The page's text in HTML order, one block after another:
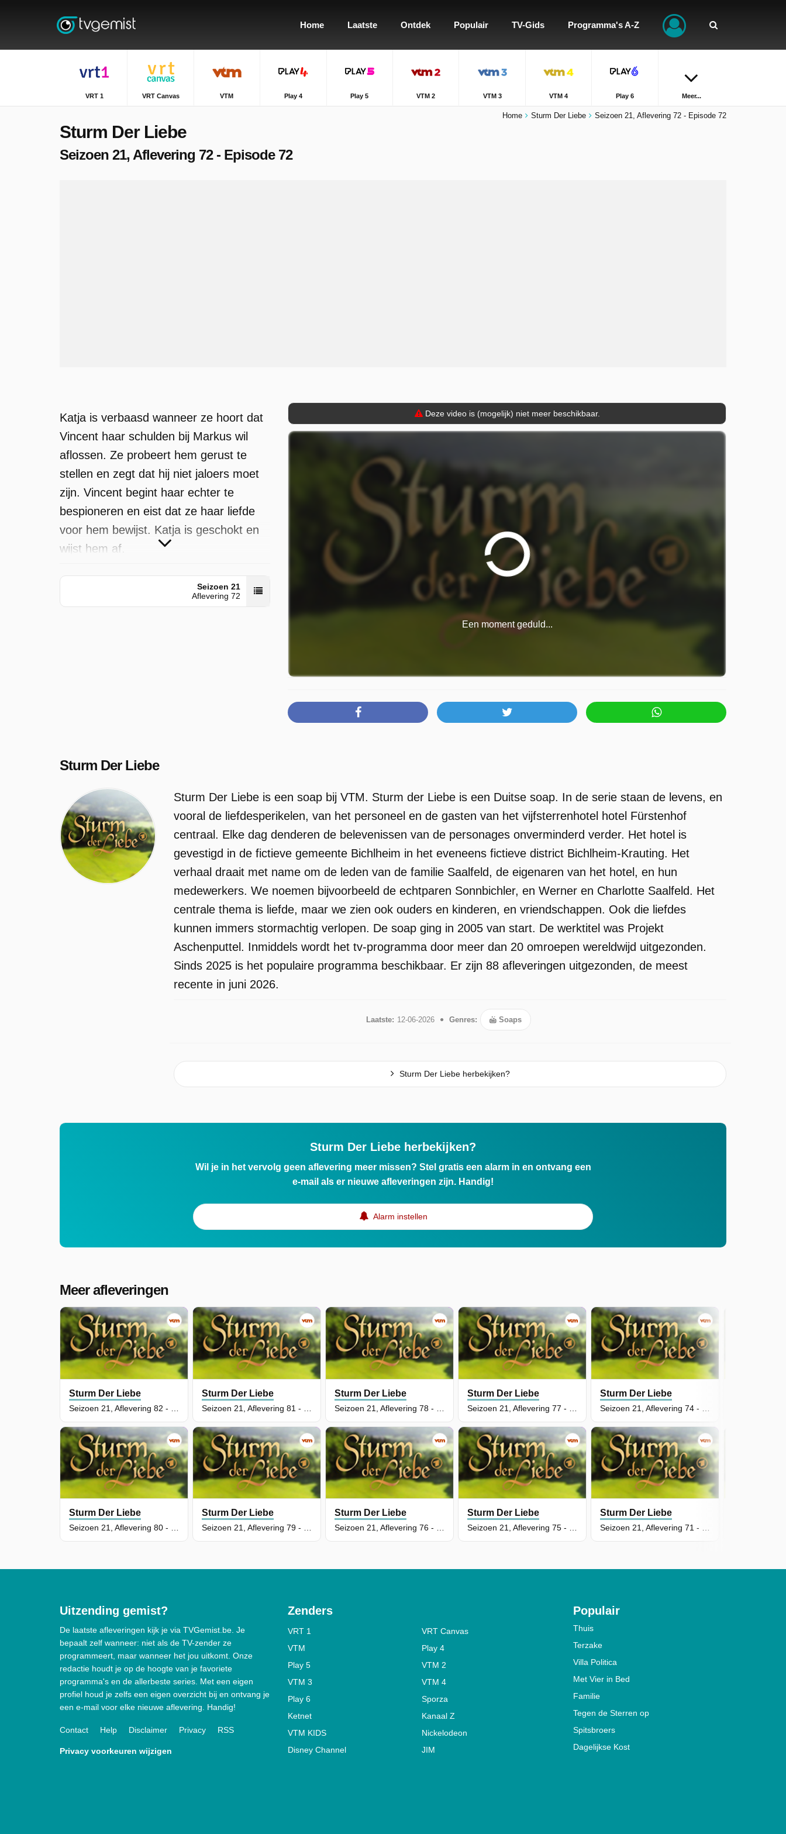
Home Laatste Ontdek Populair TV-Gids Programma's A-Z
VRT 1 VRT Canvas VTM Play 4 Play 5 VTM 2 VTM 3 VTM 4 Play 6 Meer...
Home Sturm Der Liebe Seizoen 21, Aflevering 72 - Episode 72
Sturm Der Liebe
Seizoen 21, Aflevering 72 - Episode 72
Katja is verbaasd wanneer ze hoort dat
Vincent haar schulden bij Markus wil
aflossen. Ze probeert hem gerust te
stellen en zegt dat hij niet jaloers moet
zijn. Vincent begint haar echter te
bespioneren en eist dat ze haar liefde
voor hem bewijst. Katja is geschokt en
wijst hem af.
Sturm Der Liebe is uitgezonden door
VTM op dinsdag 2 september 2025 om
Seizoen 21
Aflevering 72
Deze video is (mogelijk) niet meer beschikbaar.
Een moment geduld...
Sturm Der Liebe
Sturm Der Liebe is een soap bij VTM. Sturm der Liebe is een Duitse soap. In de serie staan de levens, en
vooral de liefdesperikelen, van het personeel en de gasten van het vijfsterrenhotel hotel Fürstenhof
centraal. Elke dag denderen de belevenissen van de personages onverminderd verder. Het hotel is
gevestigd in de fictieve gemeente Bichlheim in het eveneens fictieve district Bichlheim-Krauting. Het
verhaal draait met name om de leden van de familie Saalfeld, de eigenaren van het hotel, en hun
medewerkers. We noemen bijvoorbeeld de echtparen Sonnbichler, en Werner en Charlotte Saalfeld. Het
centrale thema is liefde, maar we zien ook ouders en kinderen, en vriendschappen. Ook die liefdes
kunnen immers stormachtig verlopen. De soap ging in 2005 van start. De werktitel was Projekt
Aschenputtel. Inmiddels wordt het tv-programma door meer dan 20 omroepen wereldwijd uitgezonden.
Sinds 2025 is het populaire programma beschikbaar. Er zijn 88 afleveringen uitgezonden, de meest
recente in juni 2026.
Laatste: 12-06-2026 Genres: Soaps
Sturm Der Liebe herbekijken?
Sturm Der Liebe herbekijken?
Wil je in het vervolg geen aflevering meer missen? Stel gratis een alarm in en ontvang een
e-mail als er nieuwe afleveringen zijn. Handig!
Alarm instellen
Meer afleveringen
Sturm Der Liebe Sturm Der Liebe
Sturm Der Liebe Sturm Der Liebe
Sturm Der Liebe Sturm Der Liebe
Sturm Der Liebe Sturm Der Liebe
Sturm Der Liebe
Sturm Der Liebe
Uitzending gemist?
De laatste afleveringen kijk je via TVGemist.be. Je
bepaalt zelf wanneer: niet als de TV-zender ze
programmeert, maar wanneer het jou uitkomt. Onze
redactie houdt je op de hoogte van je favoriete
programma's en de allerbeste series. Met een eigen
profiel houd je zelfs een eigen overzicht bij en ontvang je
een e-mail voor elke nieuwe aflevering. Handig!
Contact Help Disclaimer Privacy RSS
Privacy voorkeuren wijzigen
Zenders
VRT 1
VRT Canvas
VTM
Play 4
Play 5
VTM 2
VTM 3
VTM 4
Play 6
Sporza
Ketnet
Kanaal Z
VTM KIDS
Nickelodeon
Disney Channel
JIM
Populair
Thuis
Terzake
Villa Politica
Met Vier in Bed
Familie
Tegen de Sterren op
Spitsbroers
Dagelijkse Kost